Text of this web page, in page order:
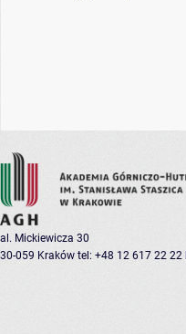
al. Mickiewicza 30
30-059 Kraków tel: +48 12 617 22 22